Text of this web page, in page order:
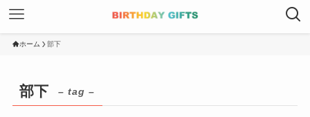
ホーム 部下
部下 – tag –